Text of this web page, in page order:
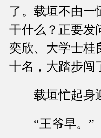
了。载垣不由一
干什么？正要发
奕欣、大学士桂
十名，大踏步闯
载垣忙起身
“王爷早。”